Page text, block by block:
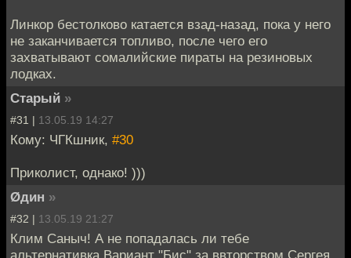
Линкор бестолково катается взад-назад, пока у него
не заканчивается топливо, после чего его
захватывают сомалийские пираты на резиновых
лодках.
Старый »
#31 | 13.05.19 14:27
Кому: ЧГКшник, #30
Приколист, однако! )))
Øдин »
#32 | 13.05.19 21:27
Клим Саныч! А не попадалась ли тебе